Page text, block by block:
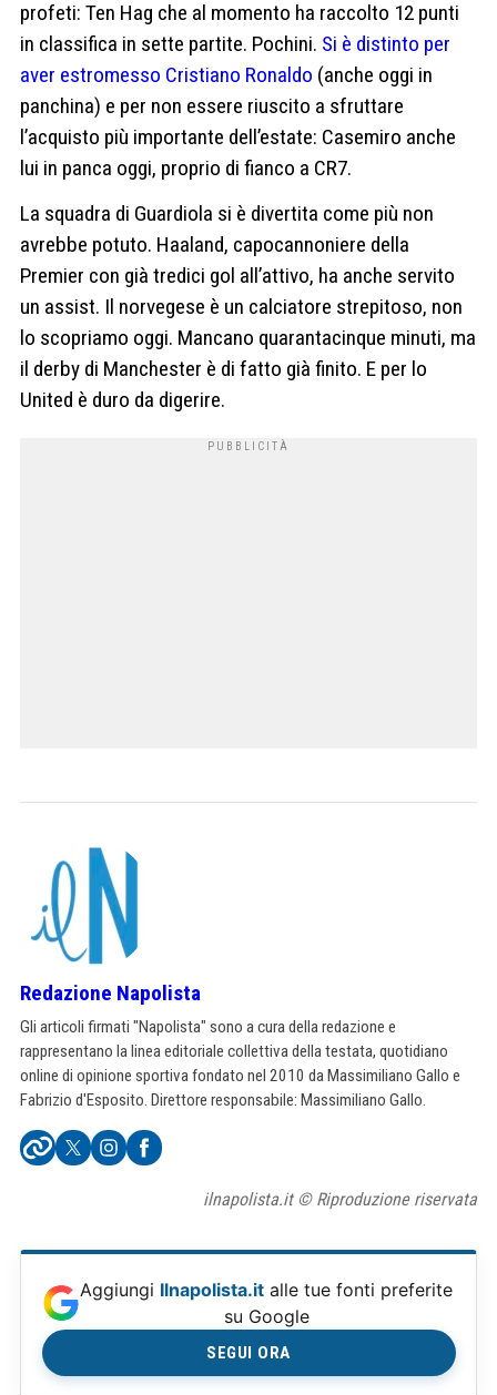
profeti: Ten Hag che al momento ha raccolto 12 punti
in classifica in sette partite. Pochini. Si è distinto per
aver estromesso Cristiano Ronaldo (anche oggi in
panchina) e per non essere riuscito a sfruttare
l’acquisto più importante dell’estate: Casemiro anche
lui in panca oggi, proprio di fianco a CR7.
La squadra di Guardiola si è divertita come più non
avrebbe potuto. Haaland, capocannoniere della
Premier con già tredici gol all’attivo, ha anche servito
un assist. Il norvegese è un calciatore strepitoso, non
lo scopriamo oggi. Mancano quarantacinque minuti, ma
il derby di Manchester è di fatto già finito. E per lo
United è duro da digerire.
Redazione Napolista
Gli articoli firmati "Napolista" sono a cura della redazione e
rappresentano la linea editoriale collettiva della testata, quotidiano
online di opinione sportiva fondato nel 2010 da Massimiliano Gallo e
Fabrizio d'Esposito. Direttore responsabile: Massimiliano Gallo.
ilnapolista.it © Riproduzione riservata
Aggiungi Ilnapolista.it alle tue fonti preferite
su Google
SEGUI ORA